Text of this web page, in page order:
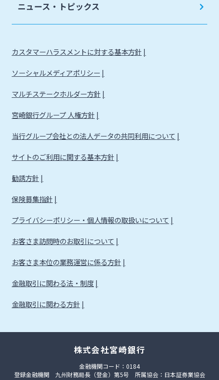
ニュース・トピックス
カスタマーハラスメントに対する基本方針
ソーシャルメディアポリシー
マルチステークホルダー方針
宮崎銀行グループ 人権方針
当行グループ会社との法人データの共同利用について
サイトのご利用に関する基本方針
勧誘方針
保険募集指針
プライバシーポリシー・個人情報の取扱いについて
お客さま訪問時のお取引について
お客さま本位の業務運営に係る方針
金融取引に関わる法・制度
金融取引に関わる方針
株式会社宮崎銀行
金融機関コード：0184
登録金融機関 九州財務局長（登金）第5号 所属協会：日本証券業協会